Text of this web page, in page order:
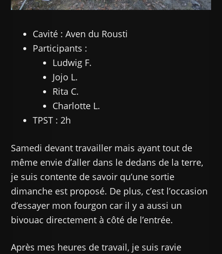
Cavité : Aven du Rousti
Participants :
Ludwig F.
Jojo L.
Rita C.
Charlotte L.
TPST : 2h
Samedi devant travailler mais ayant tout de
même envie d’aller dans le dedans de la terre,
je suis contente de savoir qu’une sortie
dimanche est proposé. De plus, c’est l’occasion
d’essayer mon fourgon car il y a aussi un
bivouac directement à côté de l’entrée.
Après mes heures de travail, je suis ravie